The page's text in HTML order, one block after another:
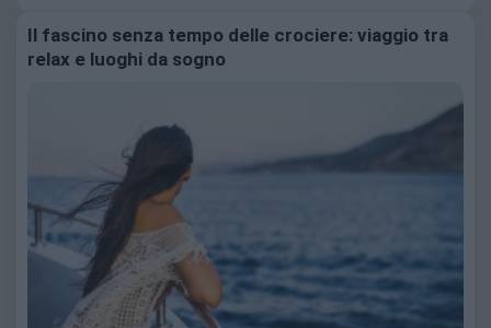
Il fascino senza tempo delle crociere: viaggio tra
relax e luoghi da sogno